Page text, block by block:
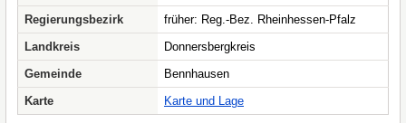
Regierungsbezirk
früher: Reg.-Bez. Rheinhessen-Pfalz
Landkreis
Donnersbergkreis
Gemeinde
Bennhausen
Karte
Karte und Lage